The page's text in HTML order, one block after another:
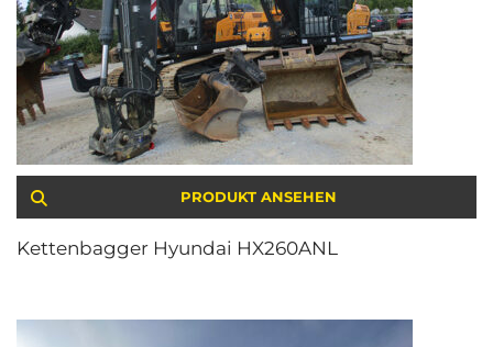
PRODUKT ANSEHEN
Kettenbagger Hyundai HX260ANL